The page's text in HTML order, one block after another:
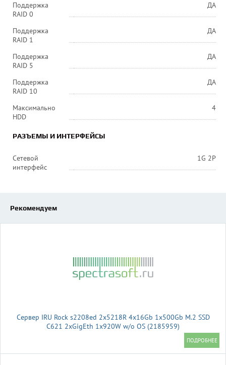
Поддержка
RAID 0
ДА
Поддержка
RAID 1
ДА
Поддержка
RAID 5
ДА
Поддержка
RAID 10
ДА
Максимально
HDD
4
РАЗЪЕМЫ И ИНТЕРФЕЙСЫ
Сетевой
интерфейс
1G 2P
Рекомендуем
Сервер IRU Rock s2208ed 2x5218R 4x16Gb 1x500Gb M.2 SSD
С621 2xGigEth 1x920W w/o OS (2185959)